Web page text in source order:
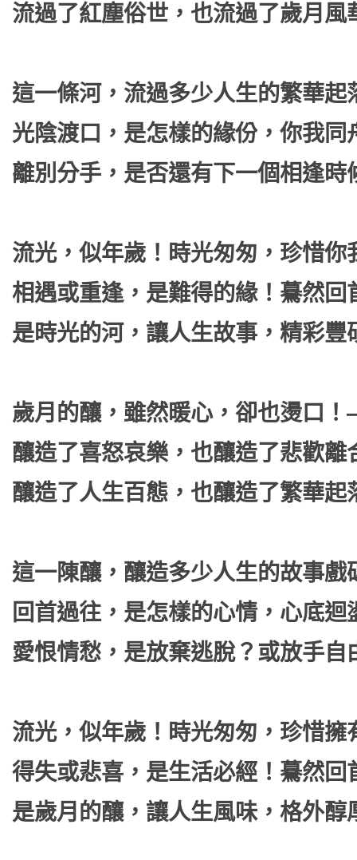
流過了紅塵俗世，也流過了歲月風
這一條河，流過多少人生的繁華起
光陰渡口，是怎樣的緣份，你我同
離別分手，是否還有下一個相逢時
流光，似年歲！時光匆匆，珍惜你
相遇或重逢，是難得的緣！驀然回
是時光的河，讓人生故事，精彩豐
歲月的釀，雖然暖心，卻也燙口
釀造了喜怒哀樂，也釀造了悲歡離
釀造了人生百態，也釀造了繁華起
這一陳釀，釀造多少人生的故事戲
回首過往，是怎樣的心情，心底迴
愛恨情愁，是放棄逃脫？或放手自
流光，似年歲！時光匆匆，珍惜擁
得失或悲喜，是生活必經！驀然回
是歲月的釀，讓人生風味，格外醇